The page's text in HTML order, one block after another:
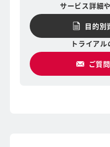
サービス詳細
目的別
トライア
ご質